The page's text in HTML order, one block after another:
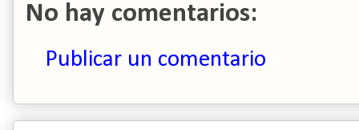
No hay comentarios:
Publicar un comentario